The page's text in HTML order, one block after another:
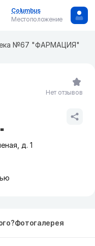
Columbus
Местоположение
№67 "ФАРМАЦИЯ"
д. 1
Нет отзывов
Фотогалерея